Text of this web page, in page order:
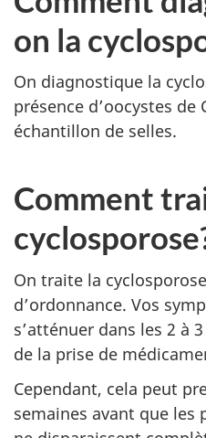
on la
On diagnostique la
présence d’oocystes de
échantillon de selles.
Comment
On traite la
d’ordonnance. Vos
s’atténuer dans les 2 à
de la prise de
Cependant, cela peut
semaines avant que